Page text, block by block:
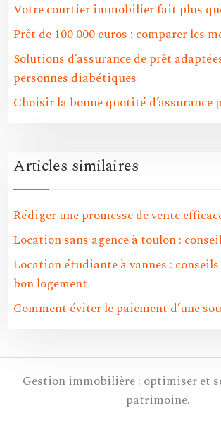
Votre courtier immobilier fait plus
Prêt de 100 000 euros : comparer les
Solutions d’assurance de prêt
personnes diabétiques
Choisir la bonne quotité d’assurance
Articles similaires
Rédiger une promesse de vente
Location sans agence à toulon :
Location étudiante à vannes :
bon logement
Comment éviter le paiement d’une
Gestion immobilière : optimiser et
patrimoine.